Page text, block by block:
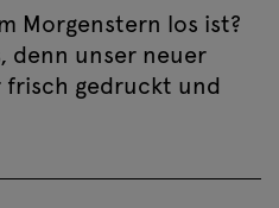
Morgenstern los ist?
denn unser neuer
gedruckt und